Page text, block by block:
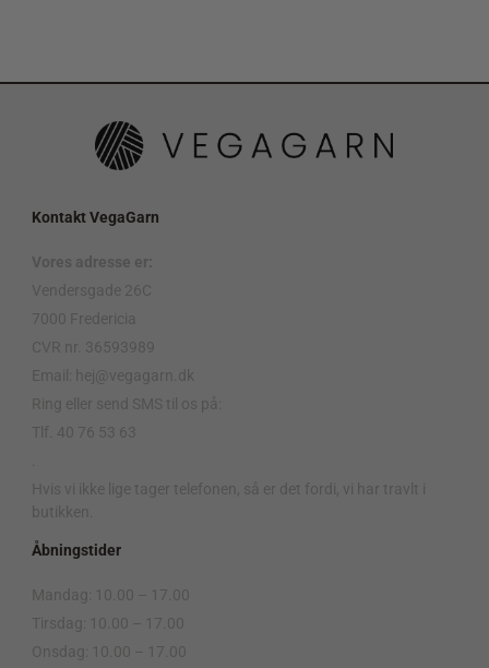
Kontakt VegaGarn
Vores adresse er:
Vendersgade 26C
7000 Fredericia
CVR nr. 36593989
Email: hej@vegagarn.dk
Ring eller send SMS til os på:
Tlf. 40 76 53 63
Hvis vi ikke lige tager telefonen, så er det fordi, vi har travlt i
butikken.
Åbningstider
Mandag: 10.00 – 17.00
Tirsdag: 10.00 – 17.00
Onsdag: 10.00 – 17.00